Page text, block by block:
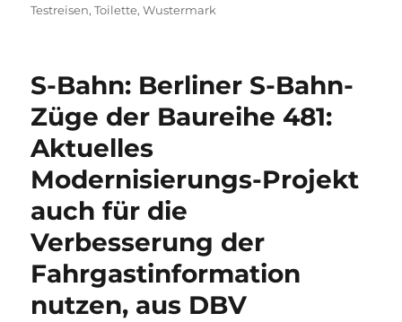
Testreisen,Toilette,Wustermark
S-Bahn: Berliner S-Bahn-
Züge der Baureihe 481:
Aktuelles
Modernisierungs-Projekt
auch für die
Verbesserung der
Fahrgastinformation
nutzen, aus DBV